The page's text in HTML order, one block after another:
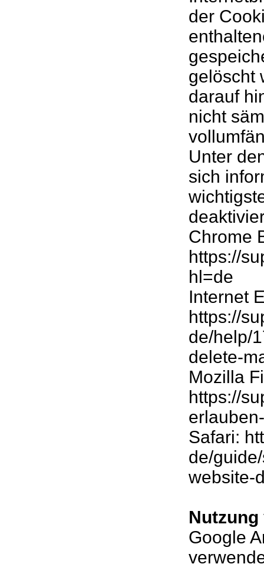
der
gelöscht
darauf
nicht
Unter
sich
Chrome
https://
hl=de
Internet
https://
de/help/
delete-
Mozilla
https://
Safari:
de/
website-
Google